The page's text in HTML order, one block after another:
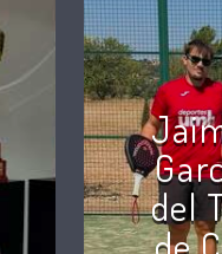
del